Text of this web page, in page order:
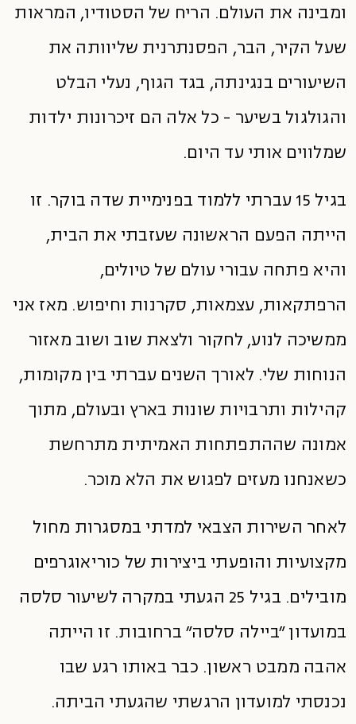
ומבינה את העולם. הריח של הסטודיו, המראות
שעל הקיר, הבר, הפסנתרנית שליוותה את
השיעורים בנגינתה, בגד הגוף, נעלי הבלט
והגולגול בשיער - כל אלה הם זיכרונות ילדות
שמלווים אותי עד היום.
בגיל 15 עברתי ללמוד בפנימיית שדה בוקר. זו
הייתה הפעם הראשונה שעזבתי את הבית,
והיא פתחה עבורי עולם של טיולים,
הרפתקאות, עצמאות, סקרנות וחיפוש. מאז אני
ממשיכה לנוע, לחקור ולצאת שוב ושוב מאזור
הנוחות שלי. לאורך השנים עברתי בין מקומות,
קהילות ותרבויות שונות בארץ ובעולם, מתוך
אמונה שההתפתחות האמיתית מתרחשת
כשאנחנו מעזים לפגוש את הלא מוכר.
לאחר השירות הצבאי למדתי במסגרות מחול
מקצועיות והופעתי ביצירות של כוריאוגרפים
מובילים. בגיל 25 הגעתי במקרה לשיעור סלסה
במועדון ״ביילה סלסה״ ברחובות. זו הייתה
אהבה ממבט ראשון. כבר באותו רגע שבו
נכנסתי למועדון הרגשתי שהגעתי הביתה.